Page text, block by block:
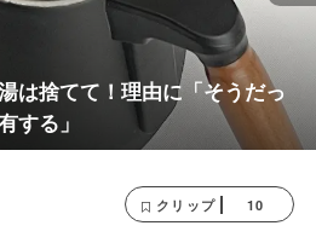
は捨てて！理由に「そうだっ
する」
クリップ 10